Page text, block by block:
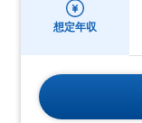
想定年収